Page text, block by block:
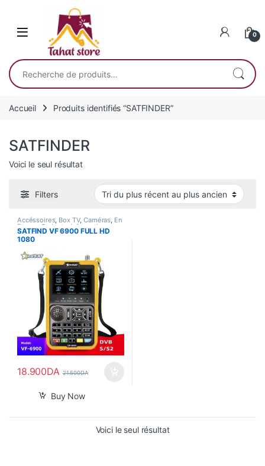
0
Recherche pour :
Accueil Produits identifiés “SATFINDER”
SATFINDER
Voici le seul résultat
Filters
Accéssoires, Box TV,Caméras, En
Promo,Gadgets, Informatique
Smart Home,Son
SATFIND VF 6900 FULL HD
1080
18.900DA 21.500DA
Buy Now
Voici le seul résultat